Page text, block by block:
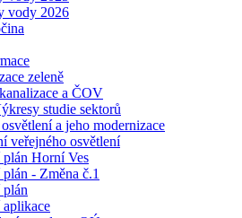
vody 2026
zeleně
a ČOV
studie sektorů
a jeho modernizace
veřejného osvětlení
Horní Ves
- Změna č.1